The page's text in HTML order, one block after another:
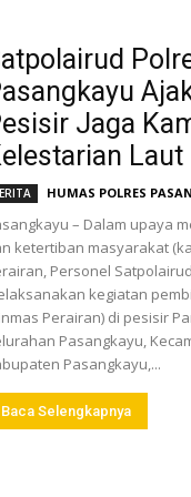
Jaga
Laut
HUMAS POLRES
– Dalam upaya
ketertiban masyarakat
Personel
kegiatan
Perairan) di pesisir
Pasangkayu,
Pasangkayu,...
Baca Selengkapnya